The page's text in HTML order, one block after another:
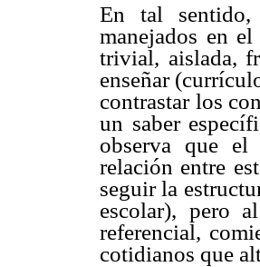
En tal sentido,
manejados en
trivial, aislada,
enseñar
contrastar los
un saber
observa que el
relación entre
seguir la
escolar), pero
referencial,
cotidianos que